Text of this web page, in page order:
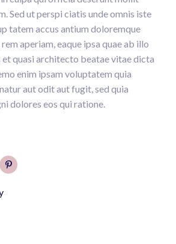
Sed ut perspi ciatis unde omnis iste
tatem accus antium doloremque
aperiam, eaque ipsa quae ab illo
quasi architecto beatae vitae dicta
enim ipsam voluptatem quia
aut odit aut fugit, sed quia
dolores eos qui ratione.